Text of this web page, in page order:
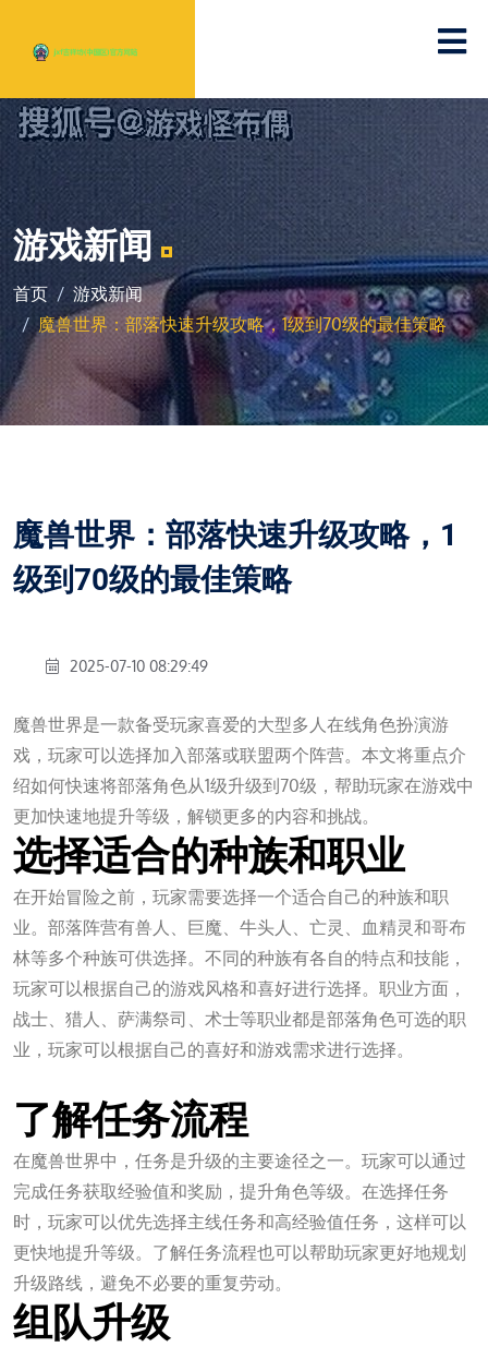
游戏新闻
首页
游戏新闻
魔兽世界：部落快速升级攻略，1级到70级的最佳策略
魔兽世界：部落快速升级攻略，1
级到70级的最佳策略
2025-07-10 08:29:49
魔兽世界是一款备受玩家喜爱的大型多人在线角色扮演游
戏，玩家可以选择加入部落或联盟两个阵营。本文将重点介
绍如何快速将部落角色从1级升级到70级，帮助玩家在游戏中
更加快速地提升等级，解锁更多的内容和挑战。
选择适合的种族和职业
在开始冒险之前，玩家需要选择一个适合自己的种族和职
业。部落阵营有兽人、巨魔、牛头人、亡灵、血精灵和哥布
林等多个种族可供选择。不同的种族有各自的特点和技能，
玩家可以根据自己的游戏风格和喜好进行选择。职业方面，
战士、猎人、萨满祭司、术士等职业都是部落角色可选的职
业，玩家可以根据自己的喜好和游戏需求进行选择。
了解任务流程
在魔兽世界中，任务是升级的主要途径之一。玩家可以通过
完成任务获取经验值和奖励，提升角色等级。在选择任务
时，玩家可以优先选择主线任务和高经验值任务，这样可以
更快地提升等级。了解任务流程也可以帮助玩家更好地规划
升级路线，避免不必要的重复劳动。
组队升级